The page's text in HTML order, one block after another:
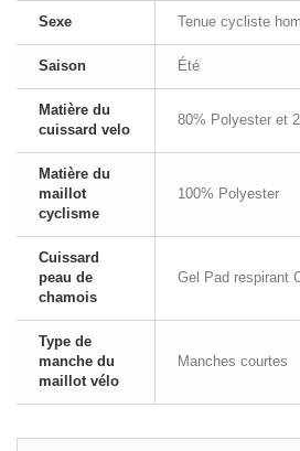
Sexe Tenue cycliste
Saison Été
Matière du
cuissard velo
80% Polyester et
Matière du
maillot
cyclisme
100% Polyester
Cuissard
peau de
chamois
Gel Pad respirant
Type de
manche du
maillot vélo
Manches courtes